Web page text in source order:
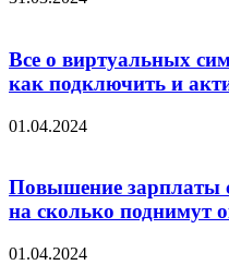
Все о виртуальных
как подключить и
01.04.2024
Повышение зарплаты
на сколько поднимут
01.04.2024